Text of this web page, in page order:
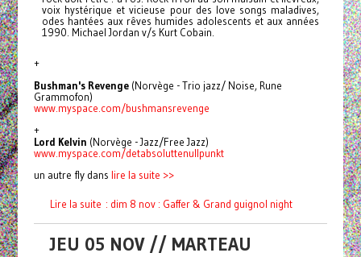
voix hystérique et vicieuse pour des love songs maladives,
odes hantées aux rêves humides adolescents et aux années
1990. Michael Jordan v/s Kurt Cobain.
+
Bushman's Revenge(Norvège - Trio jazz/ Noise, Rune
Grammofon)
www.myspace.com/bushmansrevenge
+
Lord Kelvin (Norvège - Jazz/Free Jazz)
www.myspace.com/detabsoluttenullpunkt
un autre fly dans lire la suite >>
Lire la suite : dim 8 nov : Gaffer & Grand guignol night
JEU 05 NOV // MARTEAU